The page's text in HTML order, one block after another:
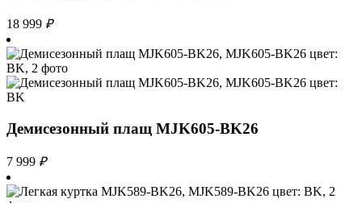
18 999 ₽
Демисезонный плащ MJK605-BK26
7 999 ₽